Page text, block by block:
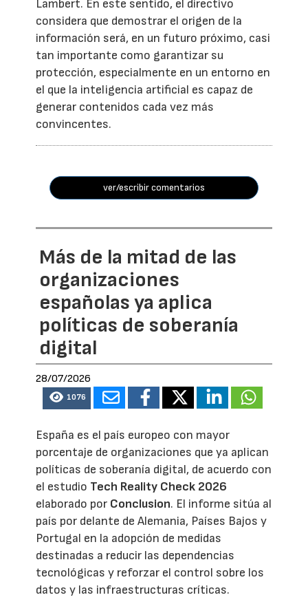
Lambert. En este sentido, el directivo
considera que demostrar el origen de la
información será, en un futuro próximo, casi
tan importante como garantizar su
protección, especialmente en un entorno en
el que la inteligencia artificial es capaz de
generar contenidos cada vez más
convincentes.
ver/escribir comentarios
Más de la mitad de las
organizaciones
españolas ya aplica
políticas de soberanía
digital
28/07/2026
1076
España es el país europeo con mayor
porcentaje de organizaciones que ya aplican
políticas de soberanía digital, de acuerdo con
el estudio Tech Reality Check 2026
elaborado por Conclusion. El informe sitúa al
país por delante de Alemania, Países Bajos y
Portugal en la adopción de medidas
destinadas a reducir las dependencias
tecnológicas y reforzar el control sobre los
datos y las infraestructuras críticas.